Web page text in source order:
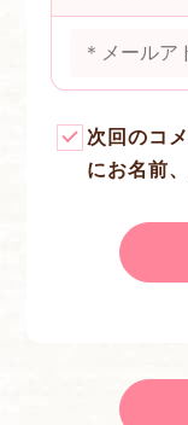
次回のコ
にお名前